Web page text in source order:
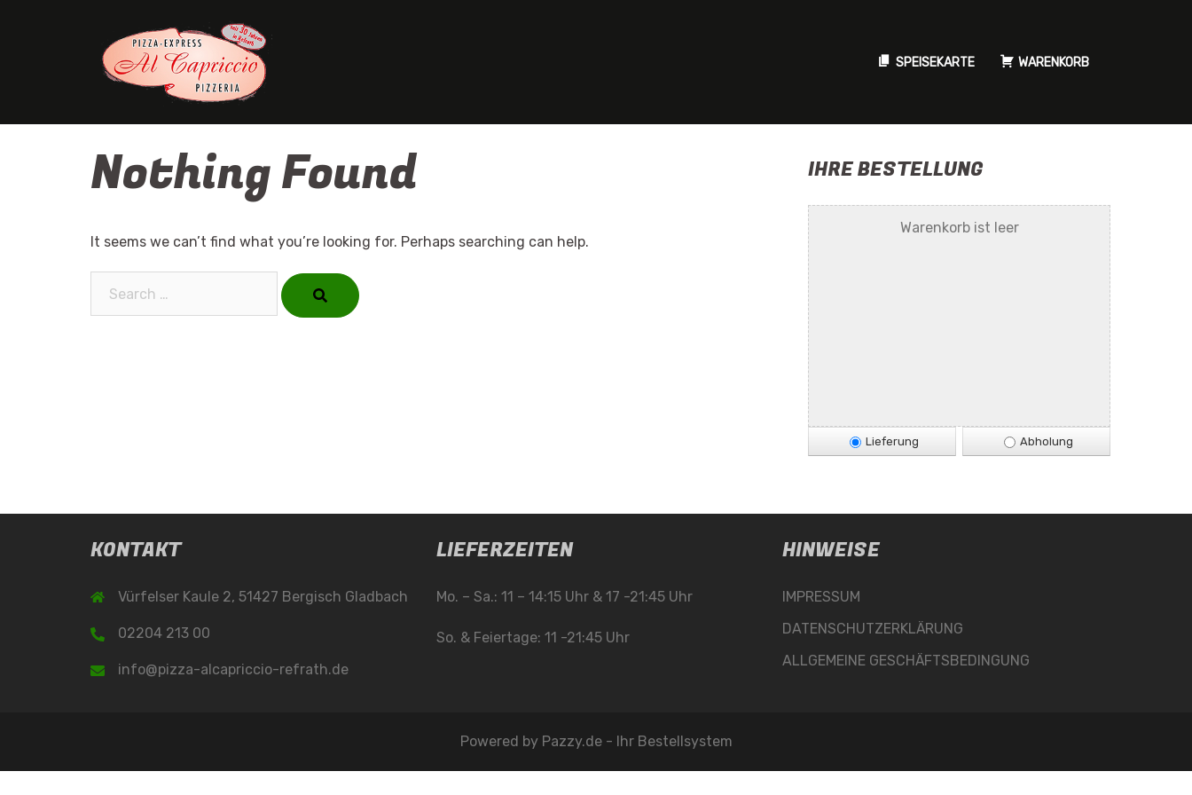
SPEISEKARTE WARENKORB
Nothing Found
It seems we can’t find what you’re looking for. Perhaps searching can help.
IHRE BESTELLUNG
Warenkorb ist leer
Lieferung Abholung
KONTAKT
Vürfelser Kaule 2, 51427 Bergisch Gladbach
02204 213 00
info@pizza-alcapriccio-refrath.de
LIEFERZEITEN
Mo. – Sa.: 11 – 14:15 Uhr & 17 -21:45 Uhr
So. & Feiertage: 11 -21:45 Uhr
HINWEISE
IMPRESSUM
DATENSCHUTZERKLÄRUNG
ALLGEMEINE GESCHÄFTSBEDINGUNG
Powered by Pazzy.de - Ihr Bestellsystem